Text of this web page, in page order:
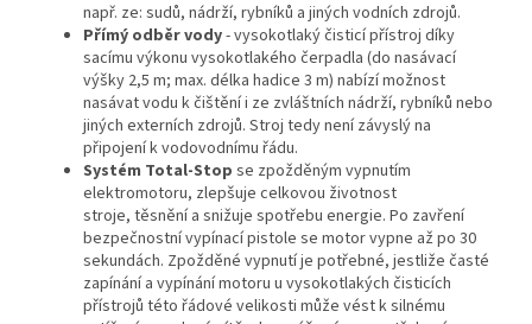
např. ze: sudů, nádrží, rybníků a jiných vodních zdrojů.
Přímý odběr vody- vysokotlaký čisticí přístroj díky
sacímu výkonu vysokotlakého čerpadla (do nasávací
výšky 2,5 m; max. délka hadice 3 m) nabízí možnost
nasávat vodu k čištění i ze zvláštních nádrží, rybníků nebo
jiných externích zdrojů. Stroj tedy není závyslý na
připojení k vodovodnímu řádu.
Systém Total-Stop se zpožděným vypnutím
elektromotoru, zlepšuje celkovou životnost
stroje, těsnění a snižuje spotřebu energie. Po zavření
bezpečnostní vypínací pistole se motor vypne až po 30
sekundách. Zpožděné vypnutí je potřebné, jestliže časté
zapínání a vypínání motoru u vysokotlakých čisticích
přístrojů této řádové velikosti může vést k silnému